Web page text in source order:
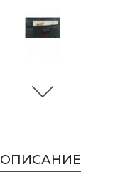
ОПИСАНИЕ